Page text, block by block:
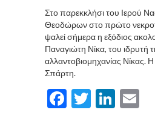
Στο παρεκκλήσι του Ιερού
Θεοδώρων στο πρώτο
ψαλεί σήμερα η εξόδιος
Παναγιώτη Νίκα, του ιδρυτή
αλλαντοβιομηχανίας Νίκας. Η
Σπάρτη.
Facebook
Twitter